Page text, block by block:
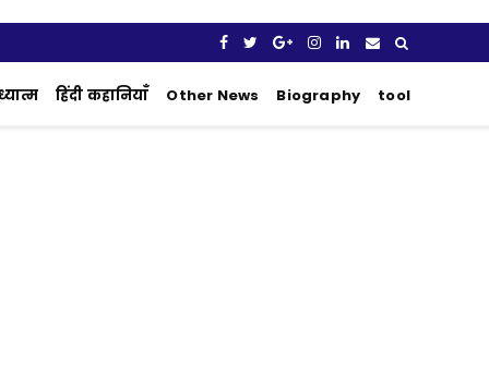
हिंदी कहानियाँ Other News Biography tool